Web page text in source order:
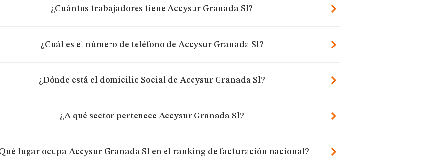
¿Cuántos trabajadores tiene Accysur Granada Sl?
¿Cuál es el número de teléfono de Accysur Granada Sl?
¿Dónde está el domicilio Social de Accysur Granada Sl?
¿A qué sector pertenece Accysur Granada Sl?
lugar ocupa Accysur Granada Sl en el ranking de facturación nacional?